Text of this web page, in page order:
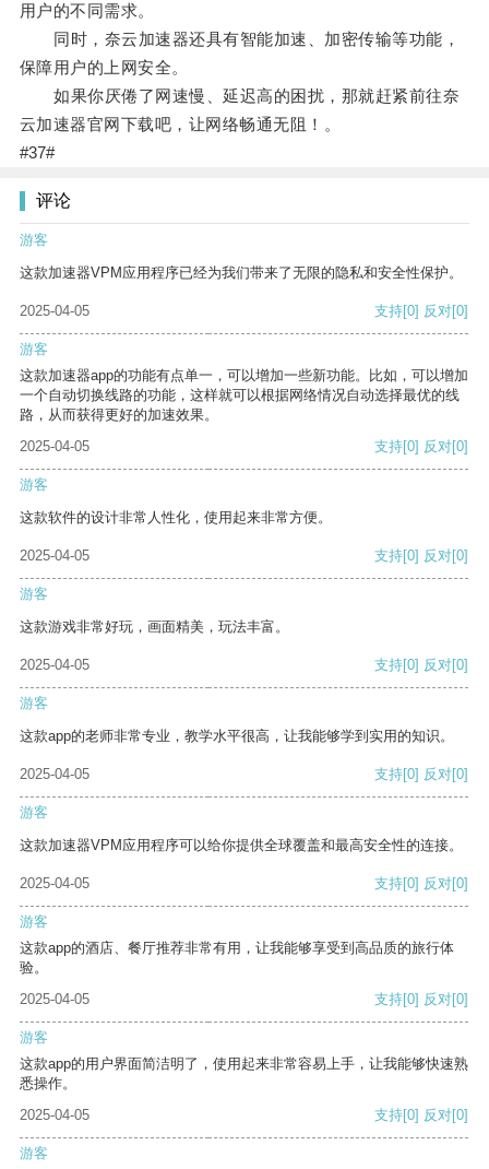
用户的不同需求。
同时，奈云加速器还具有智能加速、加密传输等功能，
保障用户的上网安全。
如果你厌倦了网速慢、延迟高的困扰，那就赶紧前往奈
云加速器官网下载吧，让网络畅通无阻！。
#37#
评论
游客
这款加速器VPM应用程序已经为我们带来了无限的隐私和安全性保护。
2025-04-05 支持[0] 反对[0]
游客
这款加速器app的功能有点单一，可以增加一些新功能。比如，可以增加
一个自动切换线路的功能，这样就可以根据网络情况自动选择最优的线
路，从而获得更好的加速效果。
2025-04-05
支持[0] 反对[0]
游客
这款软件的设计非常人性化，使用起来非常方便。
2025-04-05 支持[0] 反对[0]
游客
这款游戏非常好玩，画面精美，玩法丰富。
2025-04-05 支持[0] 反对[0]
游客
这款app的老师非常专业，教学水平很高，让我能够学到实用的知识。
2025-04-05 支持[0] 反对[0]
游客
这款加速器VPM应用程序可以给你提供全球覆盖和最高安全性的连接。
2025-04-05 支持[0] 反对[0]
游客
这款app的酒店、餐厅推荐非常有用，让我能够享受到高品质的旅行体
验。
2025-04-05
支持[0] 反对[0]
游客
这款app的用户界面简洁明了，使用起来非常容易上手，让我能够快速熟
悉操作。
2025-04-05
支持[0] 反对[0]
游客